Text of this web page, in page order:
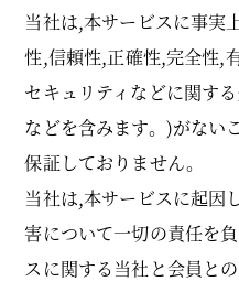
当社は,本サービスに事実
性,信頼性,正確性,完全性,
セキュリティなどに関す
などを含みます。)がない
保証しておりません。
当社は,本サービスに起因
害について一切の責任を
スに関する当社と会員と